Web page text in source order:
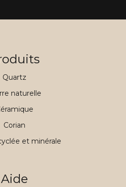
Quartz
naturelle
Corian
et minérale
Aide